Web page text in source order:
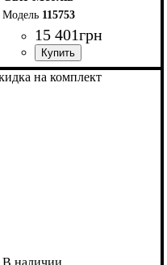
115753
15 401грн
на комплект